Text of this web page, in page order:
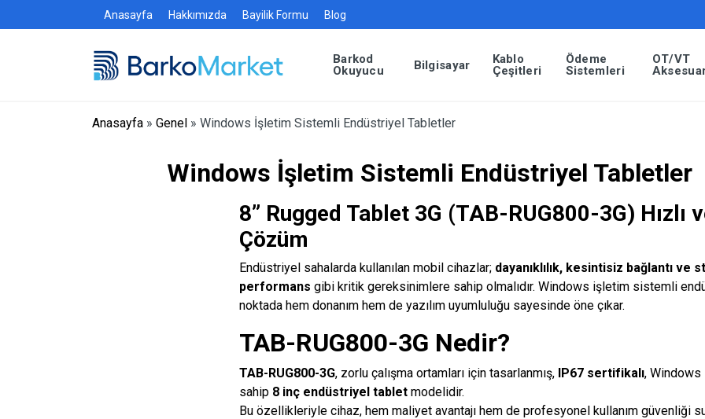
Anasayfa Hakkımızda Bayilik Formu Blog
Barkod
Okuyucu
Bilgisayar
Kablo
Çeşitleri
Ödeme
Sistemleri
OT/VT
Anasayfa » Genel » Windows İşletim Sistemli Endüstriyel Tabletler
Windows İşletim Sistemli Endüstriyel Tabletler
8” Rugged Tablet 3G (TAB-RUG800-3G) Hızlı
Çözüm
Endüstriyel sahalarda kullanılan mobil cihazlar; dayanıklılık, kesintisiz bağlantı ve
performans gibi kritik gereksinimlere sahip olmalıdır. Windows işletim sistemli
noktada hem donanım hem de yazılım uyumluluğu sayesinde öne çıkar.
TAB-RUG800-3G Nedir?
TAB-RUG800-3G, zorlu çalışma ortamları için tasarlanmış, IP67 sertifikalı,
sahip 8 inç endüstriyel tabletmodelidir.
Bu özellikleriyle cihaz, hem maliyet avantajı hem de profesyonel kullanım güvenliği